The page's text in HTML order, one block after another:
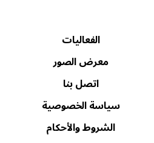
الفعاليات
معرض الصور
اتصل بنا
سياسة الخصوصية
الشروط والأحكام